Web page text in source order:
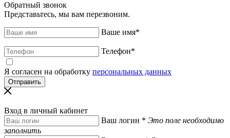
Обратный звонок
Представьтесь, мы вам перезвоним.
Ваше имя*
Телефон*
Я согласен на обработку персональных данных
Вход в личный кабинет
Ваш логин * Это поле необходимо
заполнить